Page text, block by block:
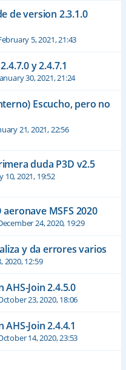
de version 2.3.1.0
5, 2021, 21:43
y 2.4.7.1
30, 2021, 21:24
Escucho, pero no
21, 2021, 22:56
duda P3D v2.5
10, 2021, 19:52
MSFS 2020
24, 2020, 19:29
y da errores varios
2020, 12:59
Join 2.4.5.0
23, 2020, 18:06
Join 2.4.4.1
14, 2020, 23:53